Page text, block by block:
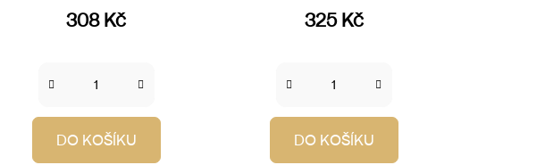
308 Kč
DO KOŠÍKU
325 Kč
DO KOŠÍKU